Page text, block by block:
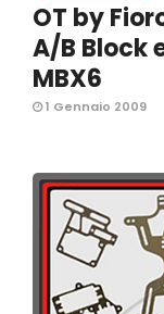
OT by
A/B Block
MBX6
1 Gennaio 2009